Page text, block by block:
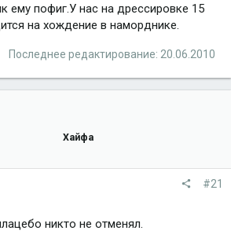
ему пофиг.У нас на дрессировке 15
на хождение в наморднике.
Последнее редактирование: 20.06.2010
Хайфа
#21
никто не отменял.